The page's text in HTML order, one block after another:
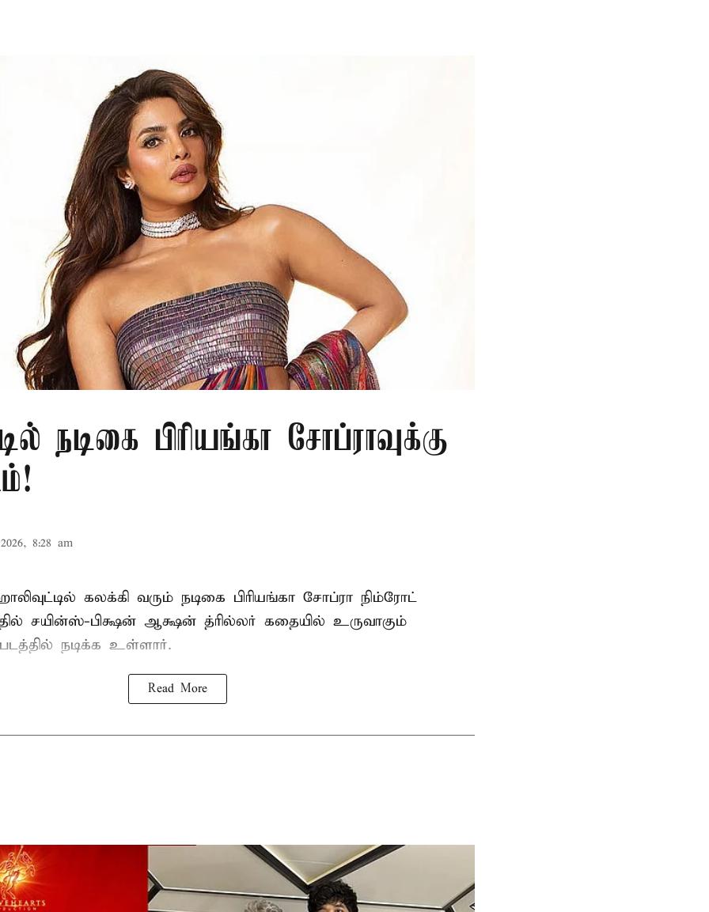
நடிகை பிரியங்கா சோப்ராவுக்கு
8:28 am
கலக்கி வரும் நடிகை பிரியங்கா சோப்ரா நிம்ரோட்
சயின்ஸ்-பிக்ஷன் ஆக்ஷன் த்ரில்லர் கதையில் உருவாகும்
நடிக்க உள்ளார்.
Read More